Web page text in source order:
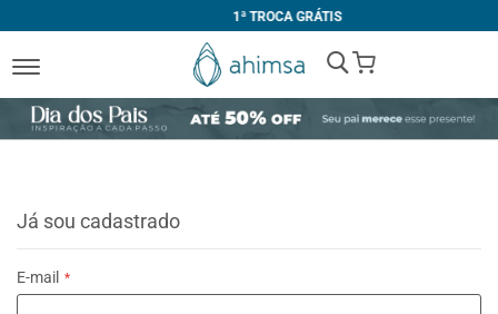
1ª TROCA GRÁTIS
My Cart
Já sou cadastrado
E-mail